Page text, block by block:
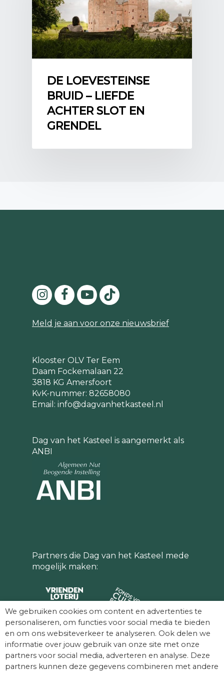
aanwonenden van een dijk in het
gebied te kunnen verhalen. Het niet
willen betalen voor een nieuwe sluis
leidde zelfs tot een gerechtelijk proces
tegen Reyner van Wijhe. De Palicker
sluis is er uiteindelijk niet gekomen.
Bron: H. van Heiningen “Tussen Maas en Waal – 650
jaar geschiedenis van mensen en water” blz. 298 en 299
DE LOEVESTEINSE
BRUID – LIEFDE
ACHTER SLOT EN
GRENDEL
Meld je aan voor onze nieuwsbrief
Klooster OLV Ter Eem
Daam Fockemalaan 22
3818 KG Amersfoort
KvK-nummer: 82658080
Email: info@dagvanhetkasteel.nl
Dag van het Kasteel is aangemerkt als
ANBI
Partners die Dag van het Kasteel mede
mogelijk maken:
We gebruiken cookies om content en advertenties te
personaliseren, om functies voor social media te bieden
en om ons websiteverkeer te analyseren. Ook delen we
informatie over jouw gebruik van onze site met onze
partners voor social media, adverteren en analyse. Deze
partners kunnen deze gegevens combineren met andere